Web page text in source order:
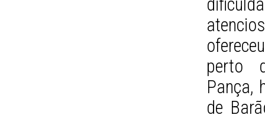
perto
Pança,
de